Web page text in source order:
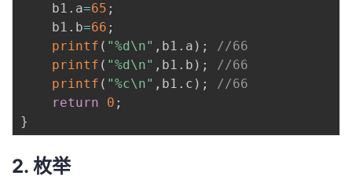
    b1
. a=65 ;
    b1
. b=66 ;
printf ( "%d\n" , b1 . a ) ;
//66
printf ( "%d\n" , b1 . b ) ;
//66
printf ( "%c\n" , b1 . c ) ;
//66
return
0 ;
}
2. 枚举